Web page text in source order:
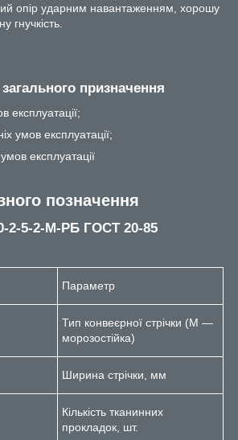
опір ударним навантаженням, хорошу
гнучкість.
призначення
експлуатації;
умов експлуатації;
експлуатації
позначення
2-5-2-М-РБ ГОСТ 20-85
Параметр
Тип конвеєрної стрічки (М —
морозостійка)
Ширина стрічки, мм
Кількість тканинних
прокладок, шт.